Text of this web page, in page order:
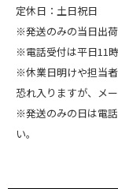
定休日：土日祝日
※発送のみの当日出
※電話受付は平日11
※休業日明けや担当
恐れ入りますが、メ
※発送のみの日は電
い。